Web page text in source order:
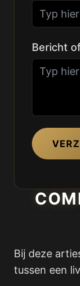
Bericht
Bij deze
tussen een